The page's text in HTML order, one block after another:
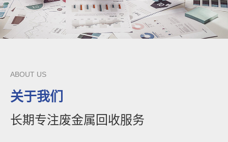
ABOUT US
关于我们
长期专注废金属回收服务